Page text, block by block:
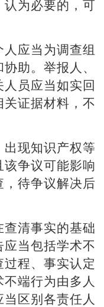
为必要的，可
应当为调查组
助。举报人、
员应当如实回
证据材料，不
出现知识产权等
争议可能影响
待争议解决后
查清事实的基础
应当包括学术不
程、事实认定
端行为由多人
区别各责任人